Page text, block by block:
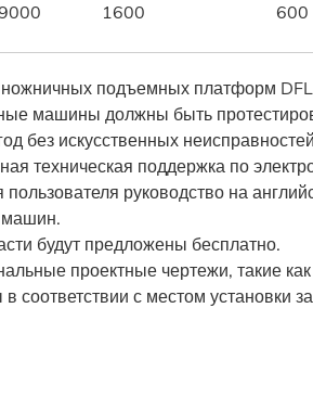
1600 600
подъемных платформ
машины должны быть
без искусственных
техническая поддержка по
руководство на
будут предложены бесплатно.
проектные чертежи, такие
соответствии с местом установки